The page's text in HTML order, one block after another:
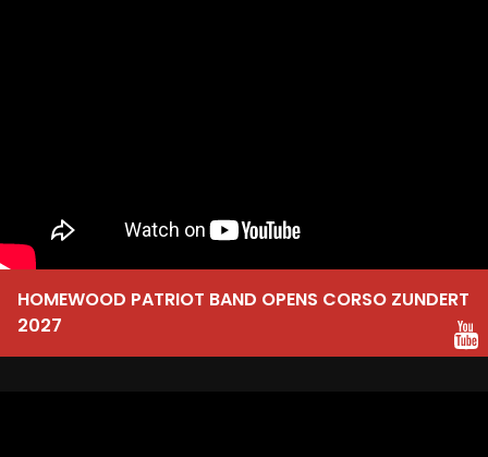
HOMEWOOD PATRIOT BAND OPENS CORSO ZUNDERT
2027